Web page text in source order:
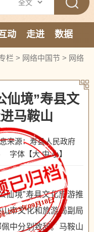
动 走进
数据
栏 > 网络中国节 > 网络
仙境”寿县文
马鞍山
来源：寿县人民政府
字体【大 中 小】
仙境”寿县文化旅游推
市文化和旅游局副局
中分别致辞。马鞍山